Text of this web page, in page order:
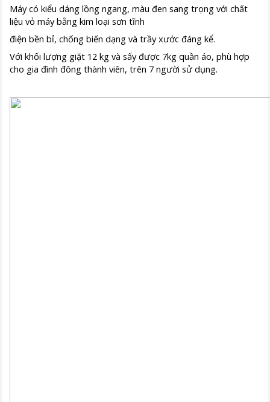
Máy có kiểu dáng lồng ngang, màu đen sang trọng với chất
liệu vỏ máy bằng kim loại sơn tĩnh
điện bền bỉ, chống biến dạng và trầy xước đáng kể.
Với khối lượng giặt 12 kg và sấy được 7kg quần áo, phù hợp
cho gia đình đông thành viên, trên 7 người sử dụng.